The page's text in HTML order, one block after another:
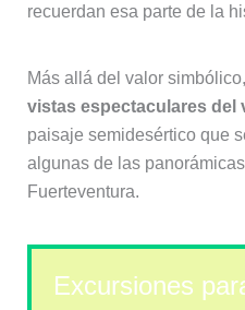
recuerdan esa parte de la
Más allá del valor
vistas espectaculares del
paisaje semidesértico que
algunas de las
Fuerteventura.
Excursiones